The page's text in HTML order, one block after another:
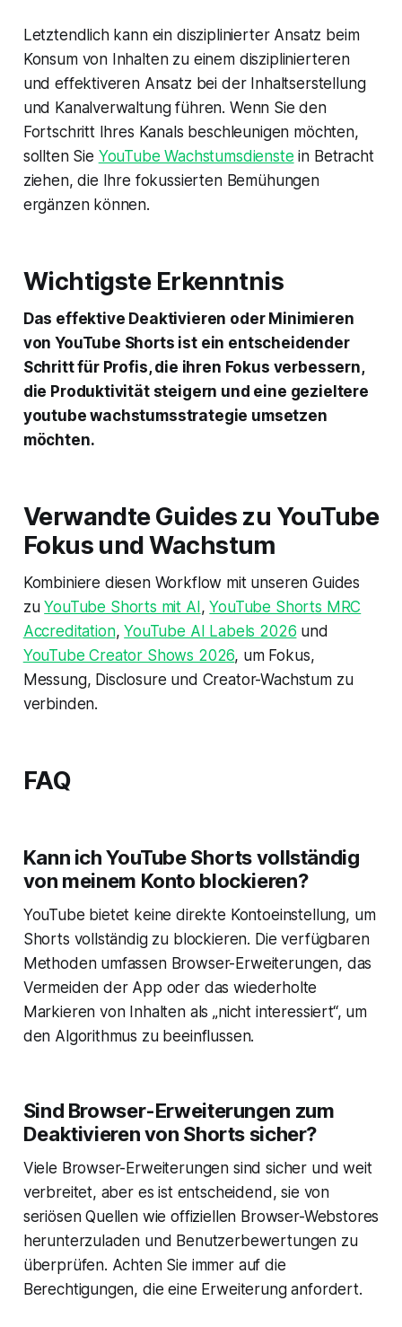
Letztendlich kann ein disziplinierter Ansatz beim
Konsum von Inhalten zu einem disziplinierteren
und effektiveren Ansatz bei der Inhaltserstellung
und Kanalverwaltung führen. Wenn Sie den
Fortschritt Ihres Kanals beschleunigen möchten,
sollten Sie YouTube Wachstumsdienste in Betracht
ziehen, die Ihre fokussierten Bemühungen
ergänzen können.
Wichtigste Erkenntnis
Das effektive Deaktivieren oder Minimieren
von YouTube Shorts ist ein entscheidender
Schritt für Profis, die ihren Fokus verbessern,
die Produktivität steigern und eine gezieltere
youtube wachstumsstrategie umsetzen
möchten.
Verwandte Guides zu YouTube
Fokus und Wachstum
Kombiniere diesen Workflow mit unseren Guides
zuYouTube Shorts mit AI,YouTube Shorts MRC
Accreditation,YouTube AI Labels 2026 und
YouTube Creator Shows 2026, um Fokus,
Messung, Disclosure und Creator-Wachstum zu
verbinden.
FAQ
Kann ich YouTube Shorts vollständig
von meinem Konto blockieren?
YouTube bietet keine direkte Kontoeinstellung, um
Shorts vollständig zu blockieren. Die verfügbaren
Methoden umfassen Browser-Erweiterungen, das
Vermeiden der App oder das wiederholte
Markieren von Inhalten als „nicht interessiert“, um
den Algorithmus zu beeinflussen.
Sind Browser-Erweiterungen zum
Deaktivieren von Shorts sicher?
Viele Browser-Erweiterungen sind sicher und weit
verbreitet, aber es ist entscheidend, sie von
seriösen Quellen wie offiziellen Browser-Webstores
herunterzuladen und Benutzerbewertungen zu
überprüfen. Achten Sie immer auf die
Berechtigungen, die eine Erweiterung anfordert.